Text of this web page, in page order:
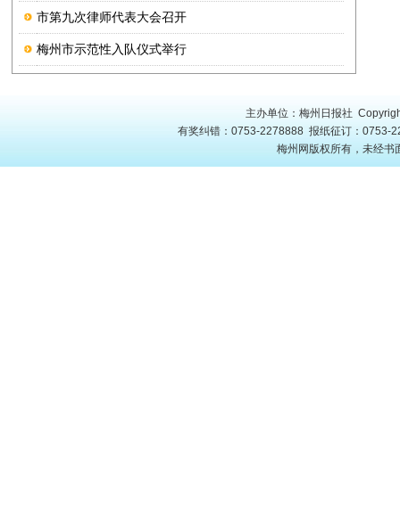
市第九次律师代表大会召开
梅州市示范性入队仪式举行
主办单位：梅州日报社
有奖纠错：0753-2278888 报纸征订：0753-
梅州网版权所有，未经